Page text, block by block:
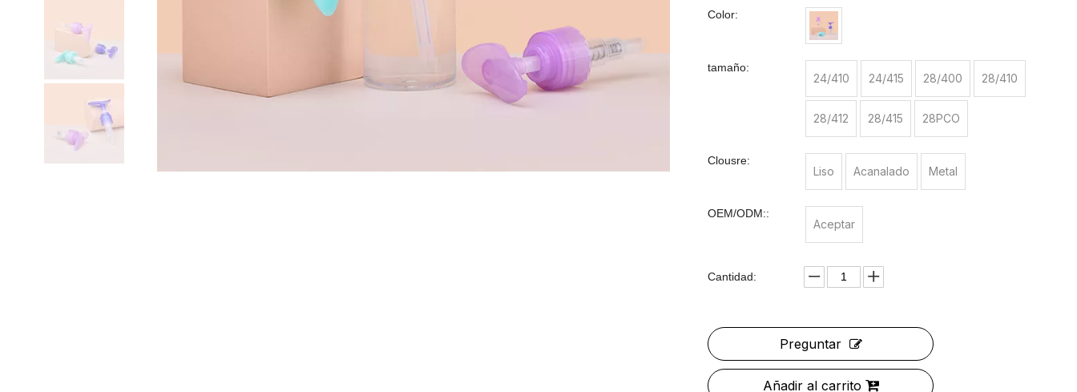
Color:
tamaño:
24/410 24/415 28/400 28/410
28/412 28/415 28PCO
Clousre:
Liso Acanalado Metal
OEM/ODM::
Aceptar
Cantidad:
Preguntar
Añadir al carrito